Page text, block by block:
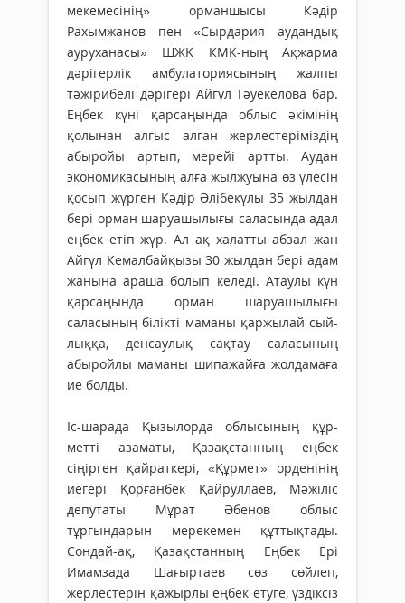
мекемесінің» орманшысы Кәдір
Рахымжанов пен «Сырдария аудандық
ауруханасы» ШЖҚ КМК-ның Ақжарма
дәрігерлік амбулаториясының жалпы
тәжірибелі дәрігері Айгүл Тәуекелова бар.
Еңбек күні қарсаңында облыс әкімінің
қолынан алғыс алған жерлестеріміздің
абыройы артып, мерейі артты. Аудан
экономикасының алға жылжуына өз үлесін
қосып жүрген Кәдір Әлібекұлы 35 жылдан
бері орман шаруашылығы саласында адал
еңбек етіп жүр. Ал ақ халатты абзал жан
Айгүл Кемалбайқызы 30 жылдан бері адам
жанына араша болып келеді. Атаулы күн
қарсаңында орман шаруашылығы
саласының білікті маманы қаржылай сый­
лыққа, денсаулық сақтау саласының
абыройлы маманы шипажайға жолдамаға
ие болды.
Іс-шарада Қызылорда облысының құр­
метті азаматы, Қазақстанның еңбек
сіңірген қайраткері, «Құрмет» орденінің
иегері Қорғанбек Қайруллаев, Мәжіліс
депутаты Мұрат Әбенов облыс
тұрғындарын мерекемен құттықтады.
Сондай-ақ, Қазақстанның Еңбек Ері
Имамзада Шағыртаев сөз сөйлеп,
жерлестерін қажырлы еңбек етуге, үздіксіз